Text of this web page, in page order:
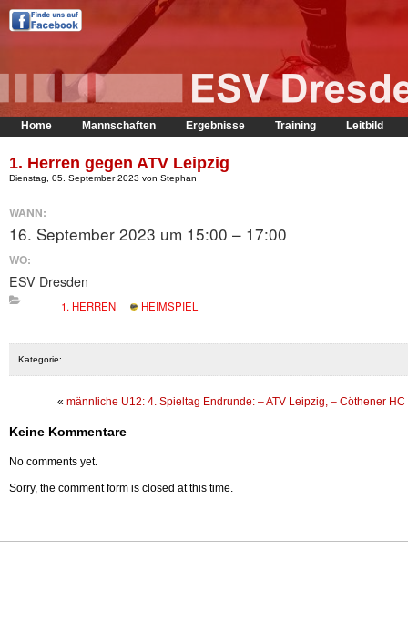
Home Mannschaften Ergebnisse Training Leitbild
1. Herren gegen ATV Leipzig
Dienstag, 05. September 2023 von Stephan
WANN:
16. September 2023 um 15:00 – 17:00
WO:
ESV Dresden
1. HERREN HEIMSPIEL
Kategorie:
« männliche U12: 4. Spieltag Endrunde: – ATV Leipzig, – Cöthener HC
Keine Kommentare
No comments yet.
Sorry, the comment form is closed at this time.